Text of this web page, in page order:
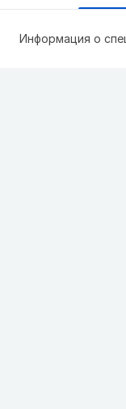
Информация о